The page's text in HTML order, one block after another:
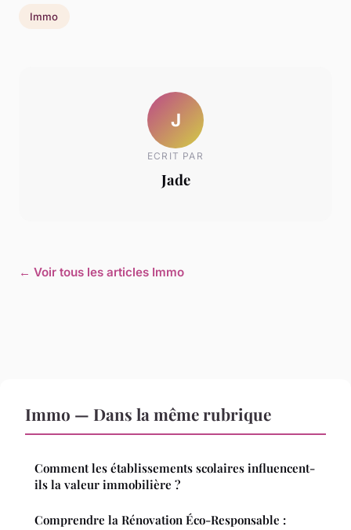
Immo
J
ECRIT PAR
Jade
← Voir tous les articles Immo
Immo — Dans la même rubrique
Comment les établissements scolaires influencent-
ils la valeur immobilière ?
Comprendre la Rénovation Éco-Responsable :